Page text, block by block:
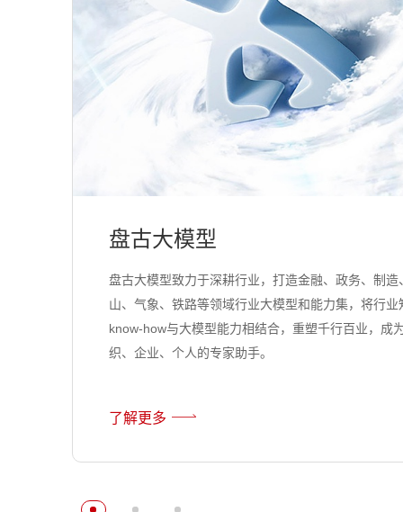
盘古大模型
盘古大模型致力于深耕行业，打造金融、政务、制造
山、气象、铁路等领域行业大模型和能力集，将行业
know-how与大模型能力相结合，重塑千行百业，成
织、企业、个人的专家助手。
了解更多